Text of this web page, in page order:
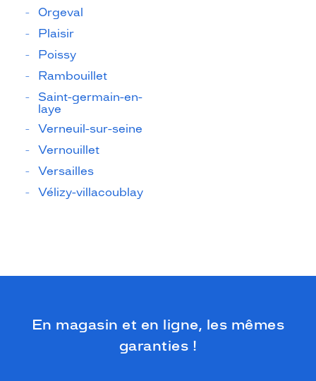
Orgeval
Plaisir
Poissy
Rambouillet
Saint-germain-en-
laye
Verneuil-sur-seine
Vernouillet
Versailles
Vélizy-villacoublay
En magasin et en ligne, les mêmes
garanties !